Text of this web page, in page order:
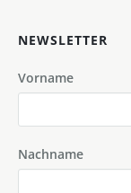
NEWSLETTER
Vorname
Nachname